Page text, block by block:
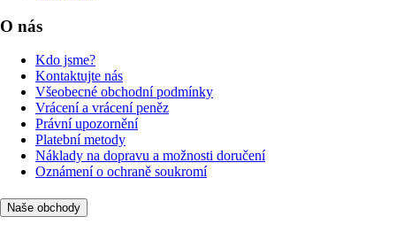
O nás
Kdo jsme?
Kontaktujte nás
Všeobecné obchodní podmínky
Vrácení a vrácení peněz
Právní upozornění
Platební metody
Náklady na dopravu a možnosti doručení
Oznámení o ochraně soukromí
Naše obchody